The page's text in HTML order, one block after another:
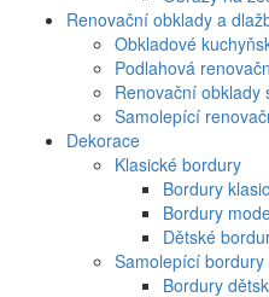
Renovační obklady a
Obkladové
Podlahová
Renovační obklady
Samolepící
Dekorace
Klasické bordury
Bordury
Bordury
Dětské
Samolepící bordury
Bordury